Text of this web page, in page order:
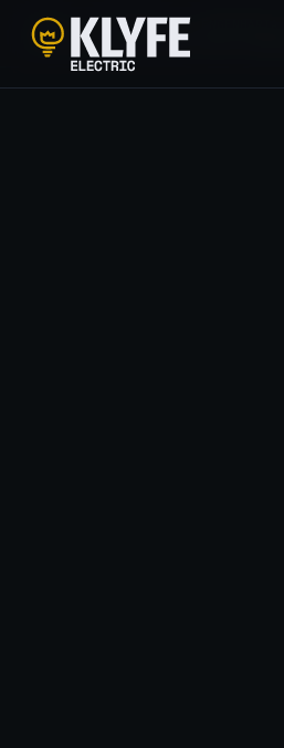
Klyfe Electric
HOME / SOLUÇÕES /
ESTUDO DE VIABILIDADE PARA